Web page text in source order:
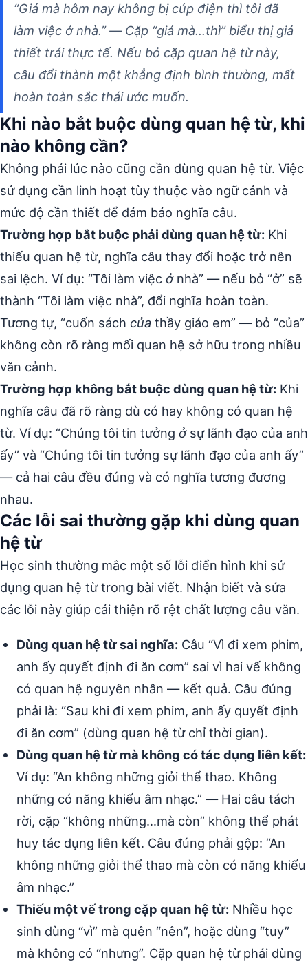
“Giá mà hôm nay không bị cúp điện thì tôi đã
làm việc ở nhà.” — Cặp “giá mà…thì” biểu thị giả
thiết trái thực tế. Nếu bỏ cặp quan hệ từ này,
câu đổi thành một khẳng định bình thường, mất
hoàn toàn sắc thái ước muốn.
Khi nào bắt buộc dùng quan hệ từ, khi
nào không cần?
Không phải lúc nào cũng cần dùng quan hệ từ. Việc
sử dụng cần linh hoạt tùy thuộc vào ngữ cảnh và
mức độ cần thiết để đảm bảo nghĩa câu.
Trường hợp bắt buộc phải dùng quan hệ từ: Khi
thiếu quan hệ từ, nghĩa câu thay đổi hoặc trở nên
sai lệch. Ví dụ: “Tôi làm việc ởnhà” — nếu bỏ “ở” sẽ
thành “Tôi làm việc nhà”, đổi nghĩa hoàn toàn.
Tương tự, “cuốn sách của thầy giáo em” — bỏ “của”
không còn rõ ràng mối quan hệ sở hữu trong nhiều
văn cảnh.
Trường hợp không bắt buộc dùng quan hệ từ: Khi
nghĩa câu đã rõ ràng dù có hay không có quan hệ
từ. Ví dụ: “Chúng tôi tin tưởng ởsự lãnh đạo của anh
ấy” và “Chúng tôi tin tưởng sự lãnh đạo của anh ấy”
— cả hai câu đều đúng và có nghĩa tương đương
nhau.
Các lỗi sai thường gặp khi dùng quan
hệ từ
Học sinh thường mắc một số lỗi điển hình khi sử
dụng quan hệ từ trong bài viết. Nhận biết và sửa
các lỗi này giúp cải thiện rõ rệt chất lượng câu văn.
Dùng quan hệ từ sai nghĩa: Câu “Vì đi xem phim,
anh ấy quyết định đi ăn cơm” sai vì hai vế không
có quan hệ nguyên nhân — kết quả. Câu đúng
phải là: “Sau khi đi xem phim, anh ấy quyết định
đi ăn cơm” (dùng quan hệ từ chỉ thời gian).
Dùng quan hệ từ mà không có tác dụng liên kết:
Ví dụ: “An không những giỏi thể thao. Không
những có năng khiếu âm nhạc.” — Hai câu tách
rời, cặp “không những…mà còn” không thể phát
huy tác dụng liên kết. Câu đúng phải gộp: “An
không những giỏi thể thao mà còn có năng khiếu
âm nhạc.”
Thiếu một vế trong cặp quan hệ từ: Nhiều học
sinh dùng “vì” mà quên “nên”, hoặc dùng “tuy”
mà không có “nhưng”. Cặp quan hệ từ phải dùng